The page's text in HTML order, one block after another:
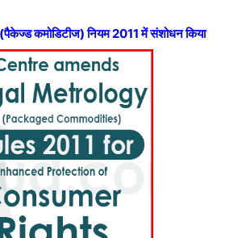
(पैकेज्ड कमोडिटीज) नियम 2011 में संशोधन किया